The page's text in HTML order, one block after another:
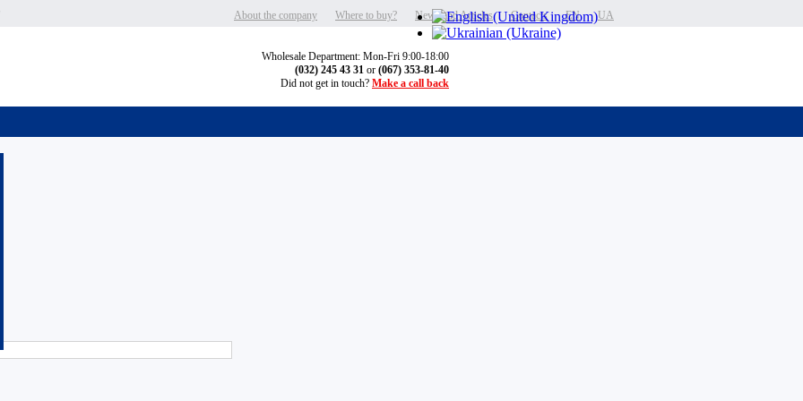
UA
EN
Contacts
News and Articles
Where to buy?
About the company
Wholesale Department: Mon-Fri 9:00-18:00
(032) 245 43 31 or (067) 353-81-40
Did not get in touch? Make a call back